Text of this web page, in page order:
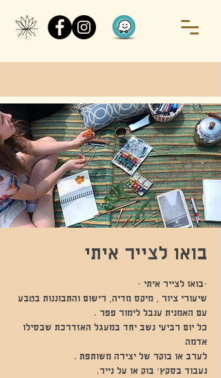
בואו לצייר איתי
שיעורי ציור , מיקס מדיה, רישום והתבוננות בטבע
כל יום רביעי נשב יחד במעגל האזדרכת שבסילו